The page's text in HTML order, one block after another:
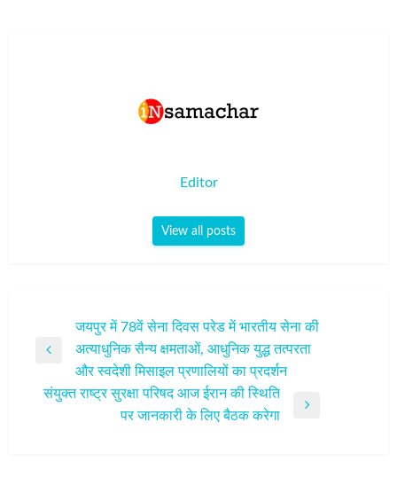
Editor
View all posts
नेविगेशन
जयपुर में 78वें सेना दिवस परेड में भारतीय सेना की
अत्याधुनिक सैन्य क्षमताओं, आधुनिक युद्ध तत्परता
और स्वदेशी मिसाइल प्रणालियों का प्रदर्शन
संयुक्त राष्ट्र सुरक्षा परिषद आज ईरान की स्थिति
पर जानकारी के लिए बैठक करेगा